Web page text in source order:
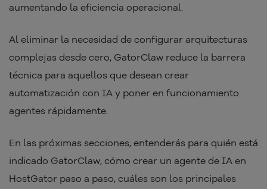
aumentando la eficiencia operacional.
Al eliminar la necesidad de configurar arquitecturas
complejas desde cero, GatorClaw reduce la barrera
técnica para aquellos que desean crear
automatización con IA y poner en funcionamiento
agentes rápidamente.
En las próximas secciones, entenderás para quién está
indicado GatorClaw, cómo crear un agente de IA en
HostGator paso a paso, cuáles son los principales